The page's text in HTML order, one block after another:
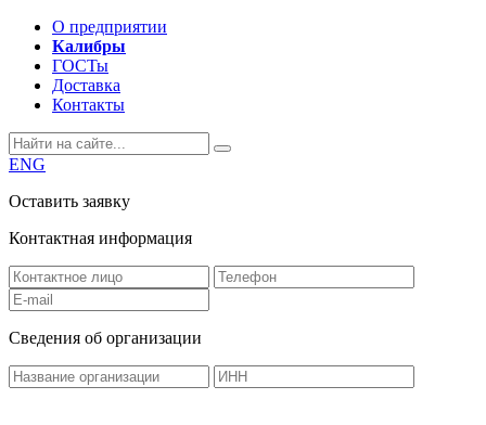
О предприятии
Калибры
ГОСТы
Доставка
Контакты
ENG
Оставить заявку
Контактная информация
Сведения об организации